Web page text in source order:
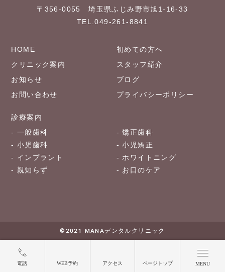
電話 WEB予約 アクセス ページトップ MENU
〒356-0055 埼玉県ふじみ野市旭1-16-33
TEL.049-261-8841
HOME
初めての方へ
クリニック案内
スタッフ紹介
お知らせ
ブログ
お問い合わせ
プライバシーポリシー
診療案内
一般歯科
矯正歯科
小児歯科
小児矯正
インプラント
ホワイトニング
親知らず
お口のケア
©2021 MANAデンタルクリニック